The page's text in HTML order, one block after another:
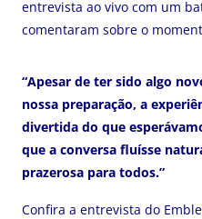
entrevista ao vivo com um
comentaram sobre o
“Apesar de ter sido algo
nossa preparação, a
divertida do que
que a conversa fluísse
prazerosa para todos.”
Confira a entrevista do